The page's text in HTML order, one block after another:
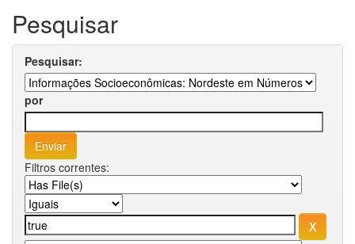
Pesquisar
Pesquisar:
por
Filtros correntes: